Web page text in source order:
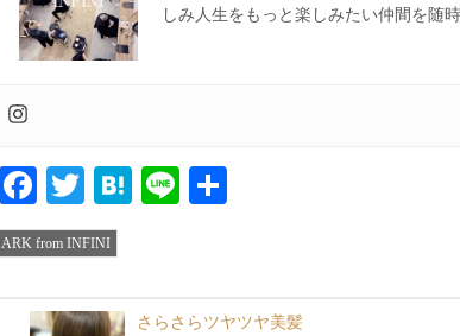
しみ人生をもっと楽しみたい仲間を随
Facebook
TwitterHatena
Line
ARK from INFINI
さらさらツヤツヤ美髪